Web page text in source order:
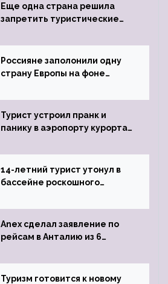
Еще одна страна решила
запретить туристические
Россияне заполонили одну
страну Европы на фоне
виз
Турист устроил пранк и
панику в аэропорту курорта,
задержке рейса
14-летний турист утонул в
бассейне роскошного
Anex сделал заявление по
рейсам в Анталию из 6
Туризм готовится к новому